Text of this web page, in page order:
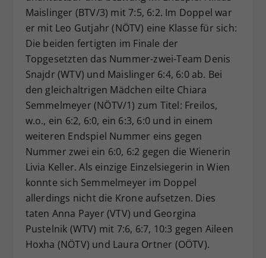
Maislinger (BTV/3) mit 7:5, 6:2. Im Doppel war
er mit Leo Gutjahr (NÖTV) eine Klasse für sich:
Die beiden fertigten im Finale der
Topgesetzten das Nummer-zwei-Team Denis
Snajdr (WTV) und Maislinger 6:4, 6:0 ab. Bei
den gleichaltrigen Mädchen eilte Chiara
Semmelmeyer (NÖTV/1) zum Titel: Freilos,
w.o., ein 6:2, 6:0, ein 6:3, 6:0 und in einem
weiteren Endspiel Nummer eins gegen
Nummer zwei ein 6:0, 6:2 gegen die Wienerin
Livia Keller. Als einzige Einzelsiegerin in Wien
konnte sich Semmelmeyer im Doppel
allerdings nicht die Krone aufsetzen. Dies
taten Anna Payer (VTV) und Georgina
Pustelnik (WTV) mit 7:6, 6:7, 10:3 gegen Aileen
Hoxha (NÖTV) und Laura Ortner (OÖTV).